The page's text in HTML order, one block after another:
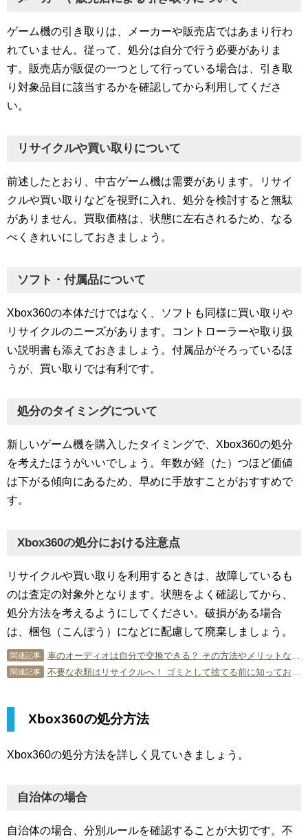
ゲーム機の引き取りは、メーカーや販売店ではあまり行わ
れていません。従って、処分は自分で行う必要がありま
す。販売店が販促の一つとして行っている場合は、引き取
り対象品目に該当するかを確認してから利用してくださ
い。
リサイクルや買い取りについて
前述したとおり、中古ゲーム機は需要があります。リサイ
クルや買い取りなどを視野に入れ、処分を検討すると無駄
がありません。買取価格は、状態に左右されるため、なる
べくきれいにしておきましょう。
ソフト・付属品について
Xbox360の本体だけではなく、ソフトも同様に買い取りや
リサイクルのニーズがあります。コントローラーや取り扱
い説明書も添えておきましょう。付属品がそろっているほ
うが、買い取りでは有利です。
処分のタイミングについて
新しいゲーム機を購入したタイミングで、Xbox360の処分
を考えたほうがいいでしょう。年数が経（た）つほど価値
は下がる傾向にあるため、早めに手放すことがおすすめで
す。
Xbox360の処分における注意点
リサイクルや買い取りを利用するときは、故障しているも
のは査定の対象外となります。状態をよく確認してから、
処分方法を考えるようにしてください。破損がある場合
は、梱包（こんぽう）になどに配慮して廃棄しましょう。
関連記事
関連記事
Xbox360の処分方法
Xbox360の処分方法を詳しく見ていきましょう。
自治体の場合
自治体の場合、分別ルールを確認することが大切です。不